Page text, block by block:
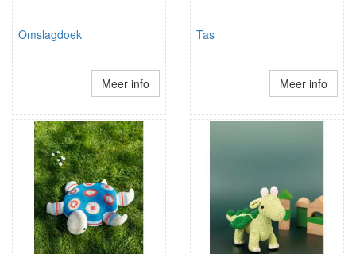
Omslagdoek
Meer info
Tas
Meer info